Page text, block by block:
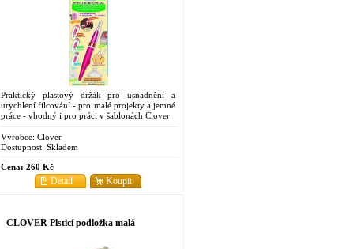
Praktický plastový držák pro usnadnění a
urychlení filcování - pro malé projekty a jemné
práce - vhodný i pro práci v šablonách Clover
Výrobce: Clover
Dostupnost: Skladem
Cena: 260 Kč
Koupit
Detail
CLOVER Plsticí podložka malá